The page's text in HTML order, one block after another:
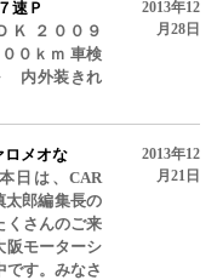
速Ｐ
２００９
０ｋｍ 車検
内外装きれ
2013年12
月28日
メオな
日は、CAR
太郎編集長の
くさんのご来
阪モーターシ
です。みなさ
2013年12
月21日